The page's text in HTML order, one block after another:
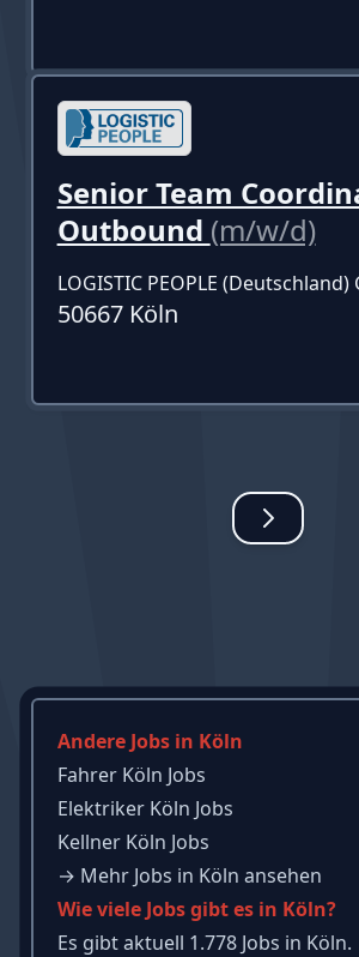
Senior Team
Outbound (m/w/d)
LOGISTIC PEOPLE (Deutschland)
50667 Köln
Andere Jobs in Köln
Fahrer Köln Jobs
Elektriker Köln Jobs
Kellner Köln Jobs
→ Mehr Jobs in Köln ansehen
Wie viele Jobs gibt es in Köln?
Es gibt aktuell 1.778 Jobs in Köln.